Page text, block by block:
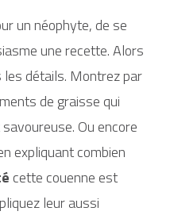
un néophyte, de se
une recette. Alors
les détails. Montrez par
de graisse qui
Ou encore
expliquant combien
cette couenne est
leur aussi